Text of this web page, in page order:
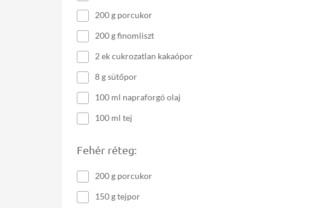
200 g porcukor
200 g finomliszt
2 ek cukrozatlan kakaópor
8 g sütőpor
100 ml napraforgó olaj
100 ml tej
Fehér réteg:
200 g porcukor
150 g tejpor